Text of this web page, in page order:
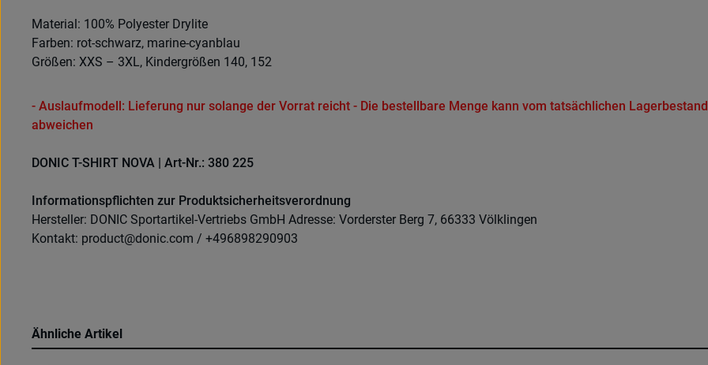
Material: 100% Polyester Drylite
Farben: rot-schwarz, marine-cyanblau
Größen: XXS – 3XL, Kindergrößen 140, 152
- Auslaufmodell: Lieferung nur solange der Vorrat reicht - Die bestellbare Menge kann vom tatsächlichen Lagerbestand
abweichen
DONIC T-SHIRT NOVA | Art-Nr.: 380 225
Informationspflichten zur Produktsicherheitsverordnung
Hersteller: DONIC Sportartikel-Vertriebs GmbH Adresse: Vorderster Berg 7, 66333 Völklingen
Kontakt: product@donic.com / +496898290903
Ähnliche Artikel